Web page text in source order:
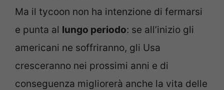
Ma il tycoon non ha intenzione di fermarsi
e punta al lungo periodo: se all’inizio gli
americani ne soffriranno, gli Usa
cresceranno nei prossimi anni e di
conseguenza migliorerà anche la vita delle